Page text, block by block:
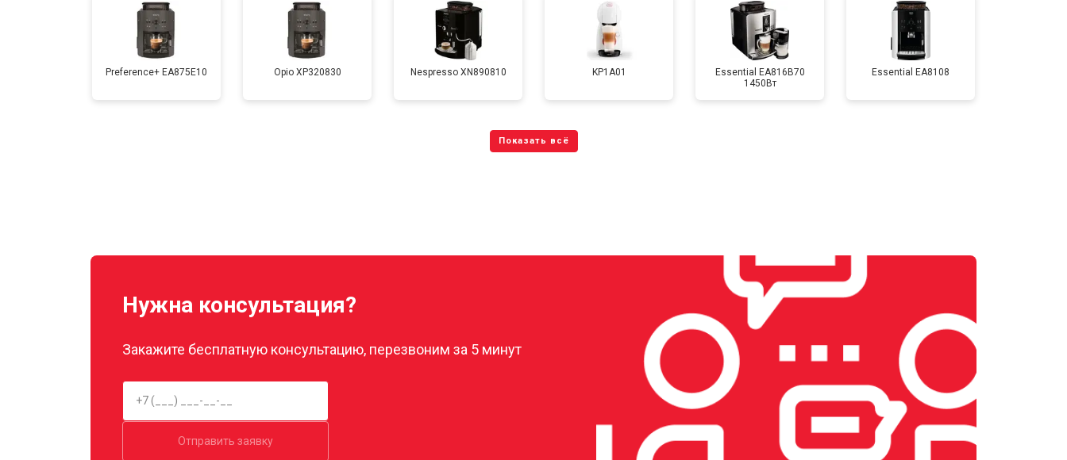
Preference+ EA875E10 Opio XP320830 Nespresso XN890810 KP1A01
Essential EA816B70
1450Вт
Essential EA8108
Нужна консультация?
Закажите бесплатную консультацию, перезвоним за 5 минут
Отправить заявку